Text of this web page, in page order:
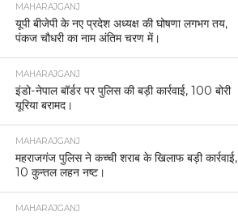
MAHARAJGANJ
यूपी बीजेपी के नए प्रदेश अध्यक्ष की घोषणा लगभग तय,
पंकज चौधरी का नाम अंतिम चरण में।
MAHARAJGANJ
इंडो-नेपाल बॉर्डर पर पुलिस की बड़ी कार्रवाई, 100 बोरी
यूरिया बरामद।
MAHARAJGANJ
महराजगंज पुलिस ने कच्ची शराब के खिलाफ बड़ी कार्रवाई,
10 कुन्तल लहन नष्ट।
MAHARAJGANJ